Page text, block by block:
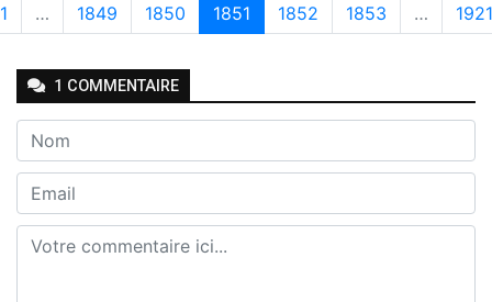
1 … 1849 1850 1851 1852 1853 … 1921
1 COMMENTAIRE